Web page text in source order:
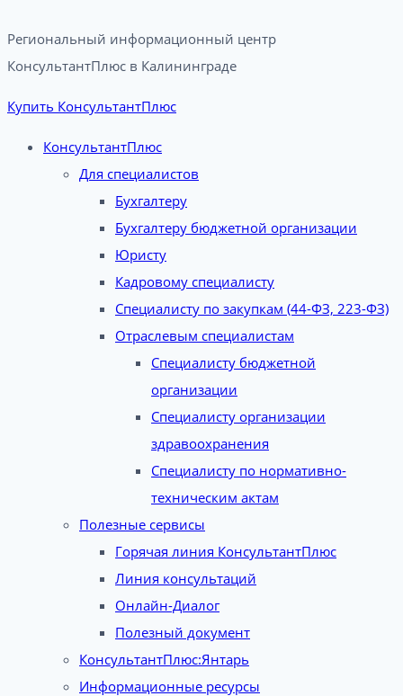
Региональный информационный центр
КонсультантПлюс в Калининграде​
Купить КонсультантПлюс
КонсультантПлюс
Для специалистов
Бухгалтеру
Бухгалтеру бюджетной организации
Юристу
Кадровому специалисту
Специалисту по закупкам (44-ФЗ, 223-ФЗ)
Отраслевым специалистам
Специалисту бюджетной
организации
Специалисту организации
здравоохранения
Специалисту по нормативно-
техническим актам
Полезные сервисы
Горячая линия КонсультантПлюс
Линия консультаций
Онлайн-Диалог
Полезный документ
КонсультантПлюс:Янтарь
Информационные ресурсы